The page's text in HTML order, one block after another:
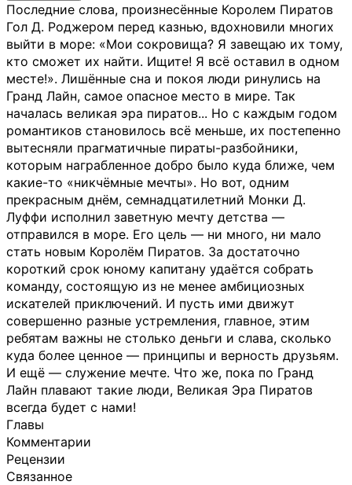
Последние слова, произнесённые Королем Пиратов
Гол Д. Роджером перед казнью, вдохновили многих
выйти в море: «Мои сокровища? Я завещаю их тому,
кто сможет их найти. Ищите! Я всё оставил в одном
месте!». Лишённые сна и покоя люди ринулись на
Гранд Лайн, самое опасное место в мире. Так
началась великая эра пиратов... Но с каждым годом
романтиков становилось всё меньше, их постепенно
вытесняли прагматичные пираты-разбойники,
которым награбленное добро было куда ближе, чем
какие-то «никчёмные мечты». Но вот, одним
прекрасным днём, семнадцатилетний Монки Д.
Луффи исполнил заветную мечту детства —
отправился в море. Его цель — ни много, ни мало
стать новым Королём Пиратов. За достаточно
короткий срок юному капитану удаётся собрать
команду, состоящую из не менее амбициозных
искателей приключений. И пусть ими движут
совершенно разные устремления, главное, этим
ребятам важны не столько деньги и слава, сколько
куда более ценное — принципы и верность друзьям.
И ещё — служение мечте. Что же, пока по Гранд
Лайн плавают такие люди, Великая Эра Пиратов
всегда будет с нами!
Главы
Комментарии
Рецензии
Связанное